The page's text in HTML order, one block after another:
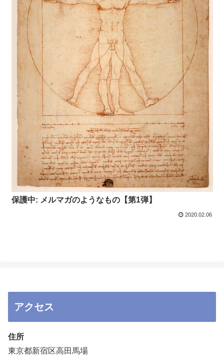
保護中: メルマガのようなもの【第1弾】
2020.02.06
アクセス
住所
東京都新宿区高田馬場